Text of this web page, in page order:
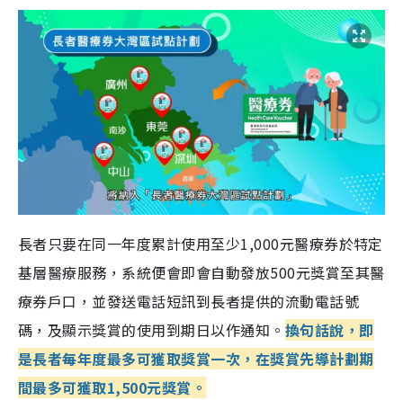
長者只要在同一年度累計使用至少1,000元醫療券於特定
基層醫療服務，系統便會即會自動發放500元獎賞至其醫
療券戶口，並發送電話短訊到長者提供的流動電話號
碼，及顯示獎賞的使用到期日以作通知。 換句話說，即
是長者每年度最多可獲取獎賞一次，在獎賞先導計劃期
間最多可獲取1,500元獎賞。